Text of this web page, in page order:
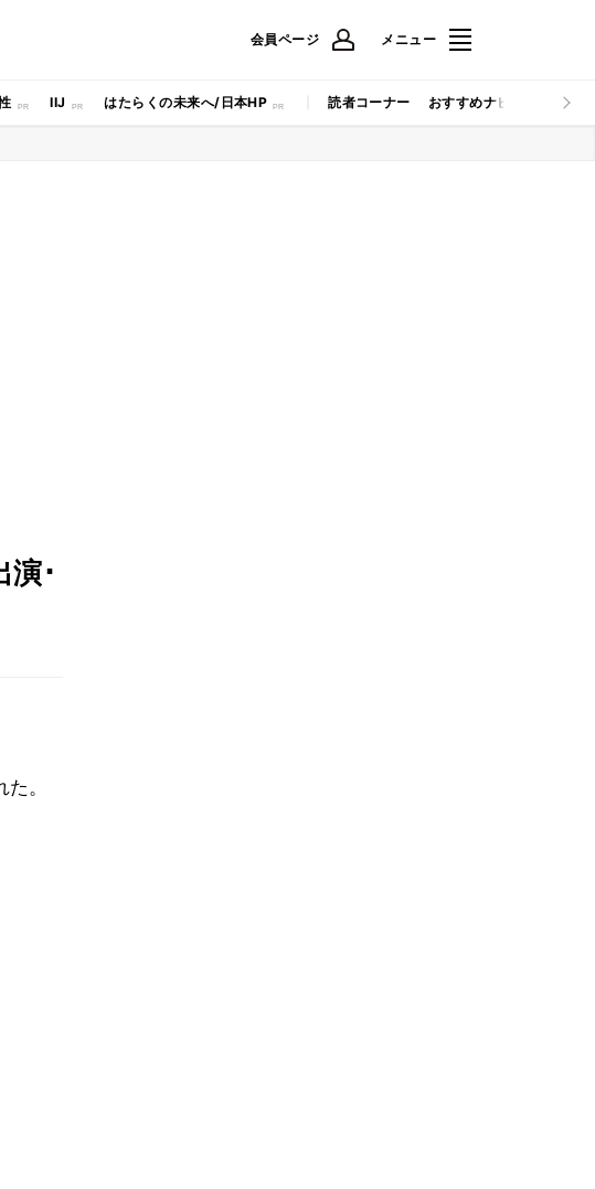
会員ページ メニュー
IIJ はたらくの未来へ/日本HP 読者コーナー おすすめナビ マイナビ
演･
。